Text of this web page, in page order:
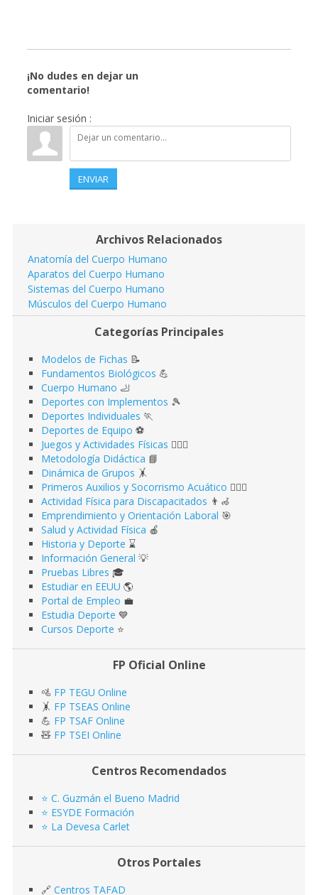
¡No dudes en dejar un
comentario!
Iniciar sesión :
ENVIAR
Archivos Relacionados
Anatomía del Cuerpo Humano
Aparatos del Cuerpo Humano
Sistemas del Cuerpo Humano
Músculos del Cuerpo Humano
Categorías Principales
Modelos de Fichas 📝
Fundamentos Biológicos 💪
Cuerpo Humano 🦶
Deportes con Implementos 🎾
Deportes Individuales 🏃
Deportes de Equipo ⚽️
Juegos y Actividades Físicas 🤹🏻‍♂️
Metodología Didáctica 📘
Dinámica de Grupos 🤸
Primeros Auxilios y Socorrismo Acuático 🏊🏻‍♂️
Actividad Física para Discapacitados 👨‍🦽
Emprendimiento y Orientación Laboral 🎯
Salud y Actividad Física 🍎
Historia y Deporte ⌛️
Información General 💡
Pruebas Libres 🎓
Estudiar en EEUU 🌎​
Portal de Empleo 💼
Estudia Deporte 💙
Cursos Deporte ⭐️
FP Oficial Online
🚵 FP TEGU Online
🤸 FP TSEAS Online
💪 FP TSAF Online
🧸 FP TSEI Online
Centros Recomendados
⭐️ C. Guzmán el Bueno Madrid
⭐️ ESYDE Formación
⭐️ La Devesa Carlet
Otros Portales
🔗 Centros TAFAD